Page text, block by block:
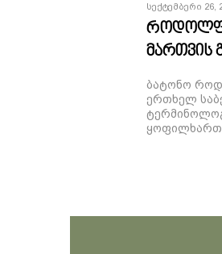
Სექტემბერი 26,
მართვის
ბატონო
ერთხელ